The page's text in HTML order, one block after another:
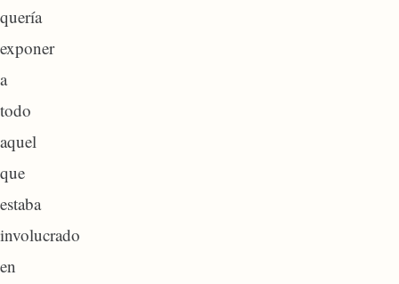
quería
exponer
a
todo
aquel
que
estaba
involucrado
en